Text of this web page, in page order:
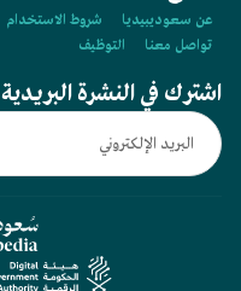
عن سعوديبيديا شروط الاستخدام
تواصل معنا
التوظيف
اشترك في النشرة البريدية